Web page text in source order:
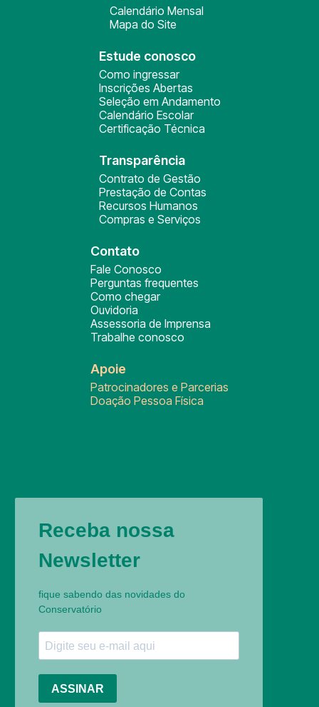
Calendário Mensal
Mapa do Site
Estude conosco
Como ingressar
Inscrições Abertas
Seleção em Andamento
Calendário Escolar
Certificação Técnica
Transparência
Contrato de Gestão
Prestação de Contas
Recursos Humanos
Compras e Serviços
Contato
Fale Conosco
Perguntas frequentes
Como chegar
Ouvidoria
Assessoria de Imprensa
Trabalhe conosco
Apoie
Patrocinadores e Parcerias
Doação Pessoa Física